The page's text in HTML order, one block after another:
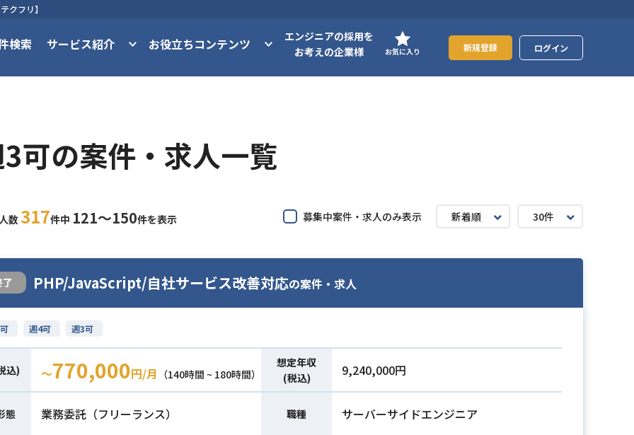
クフリ】
検索 サービス紹介 お役立ちコンテンツ
エンジニアの採用を
お考えの企業様
お気に入り 新規登録 ログイン
可の案件・求人一覧
数 317件中 121〜150件を表示 募集中案件・求人のみ表示 新着順 30件
PHP/JavaScript/自社サービス改善対応の案件・求人
週4可 週3可
込) 〜770,000円/月 （140時間 ~ 180時間）
想定年収
(税込)
9,240,000円
態 業務委託（フリーランス） 職種 サーバーサイドエンジニア